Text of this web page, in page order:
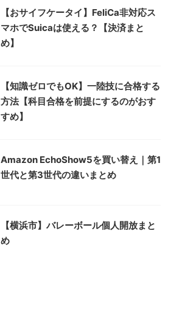
【おサイフケータイ】FeliCa非対応ス
マホでSuicaは使える？【決済まと
め】
【知識ゼロでもOK】一陸技に合格する
方法【科目合格を前提にするのがおす
すめ】
Amazon EchoShow5を買い替え｜第1
世代と第3世代の違いまとめ
【横浜市】バレーボール個人開放まと
め